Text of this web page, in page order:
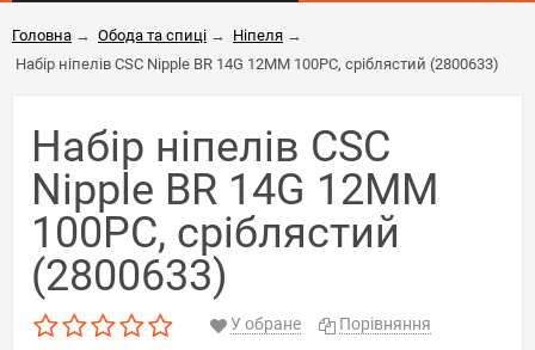
Головна → Обода та спиці → Ніпеля →
Набір ніпелів CSC Nipple BR 14G 12MM 100PC, сріблястий (2800633)
Набір ніпелів CSC
Nipple BR 14G 12MM
100PC, сріблястий
(2800633)
У обране Порівняння